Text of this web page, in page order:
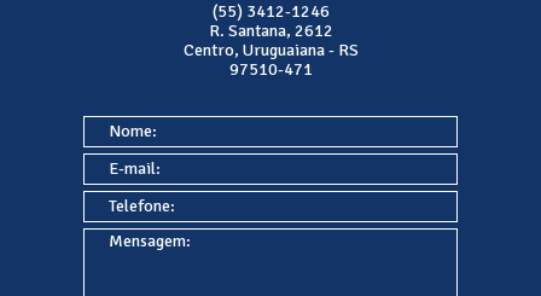
(55) 3412-1246
R. Santana, 2612
Centro, Uruguaiana - RS
97510-471